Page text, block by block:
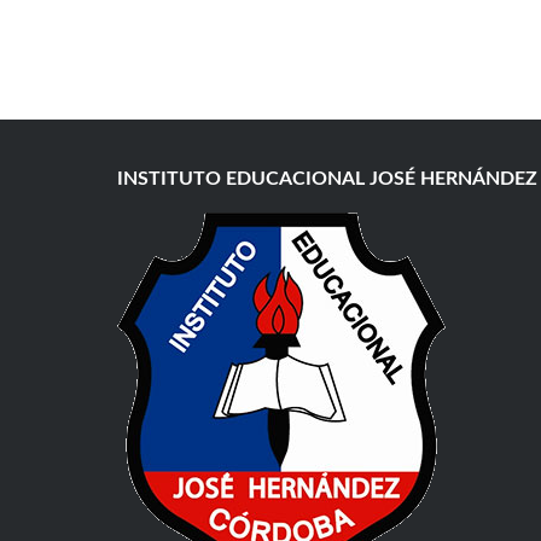
INSTITUTO EDUCACIONAL JOSÉ HERNÁNDEZ